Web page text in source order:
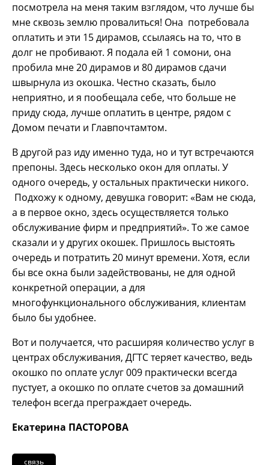
посмотрела на меня таким взглядом, что лучше бы
мне сквозь землю провалиться! Она потребовала
оплатить и эти 15 дирамов, ссылаясь на то, что в
долг не пробивают. Я подала ей 1 сомони, она
пробила мне 20 дирамов и 80 дирамов сдачи
швырнула из окошка. Честно сказать, было
неприятно, и я пообещала себе, что больше не
приду сюда, лучше оплатить в центре, рядом с
Домом печати и Главпочтамтом.
В другой раз иду именно туда, но и тут встречаются
препоны. Здесь несколько окон для оплаты. У
одного очередь, у остальных практически никого.
Подхожу к одному, девушка говорит: «Вам не сюда,
а в первое окно, здесь осуществляется только
обслуживание фирм и предприятий». То же самое
сказали и у других окошек. Пришлось выстоять
очередь и потратить 20 минут времени. Хотя, если
бы все окна были задействованы, не для одной
конкретной операции, а для
многофункционального обслуживания, клиентам
было бы удобнее.
Вот и получается, что расширяя количество услуг в
центрах обслуживания, ДГТС теряет качество, ведь
окошко по оплате услуг 009 практически всегда
пустует, а окошко по оплате счетов за домашний
телефон всегда преграждает очередь.
Екатерина ПАСТОРОВА
связь